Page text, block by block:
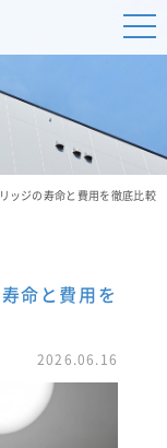
ッジの寿命と費用を徹底比較
命と費用を
2026.06.16